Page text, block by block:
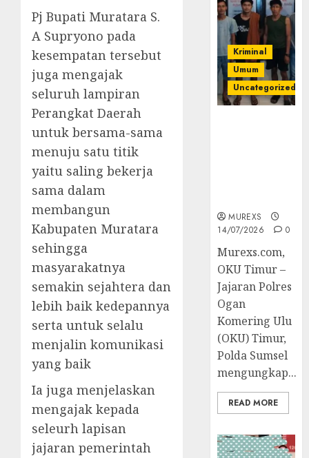
Pj Bupati Muratara S.
A Supryono pada
kesempatan tersebut
juga mengajak
seluruh lampiran
Perangkat Daerah
untuk bersama-sama
menuju satu titik
yaitu saling bekerja
sama dalam
membangun
Kabupaten Muratara
sehingga
masyarakatnya
semakin sejahtera dan
lebih baik kedepannya
serta untuk selalu
menjalin komunikasi
yang baik
Ia juga menjelaskan
mengajak kepada
seleurh lapisan
jajaran pemerintah
Kriminal
Umum
Uncategorized
MUREXS
14/07/2026
0
Murexs.com,
OKU Timur –
Jajaran Polres
Ogan
Komering Ulu
(OKU) Timur,
Polda Sumsel
mengungkap...
READ MORE